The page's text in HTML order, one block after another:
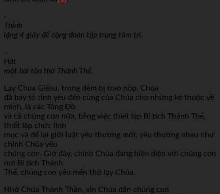
·
Thinh
lặng 4 giây để cộng đoàn tập trung tâm trí.
·
Hát
một bài tôn thờ Thánh Thể.
Lạy Chúa Giêsu, trong đêm bị trao nộp, Chúa
đã bày tỏ tình yêu đến cùng của Chúa cho những kẻ thuộc về
mình, là các Tông Đồ
và cả chúng con nữa, bằng việc thiết lập Bí tích Thánh Thể,
thiết lập chức linh
mục và để lại giới luật yêu thương mới, yêu thương nhau như
chính Chúa yêu
chúng con. Giờ đây, chính Chúa đang hiện diện với chúng con
nơi Bí tích Thánh
Thể, chúng con yêu mến thờ lạy Chúa.
Nhờ Chúa Thánh Thần, xin Chúa dẫn chúng con